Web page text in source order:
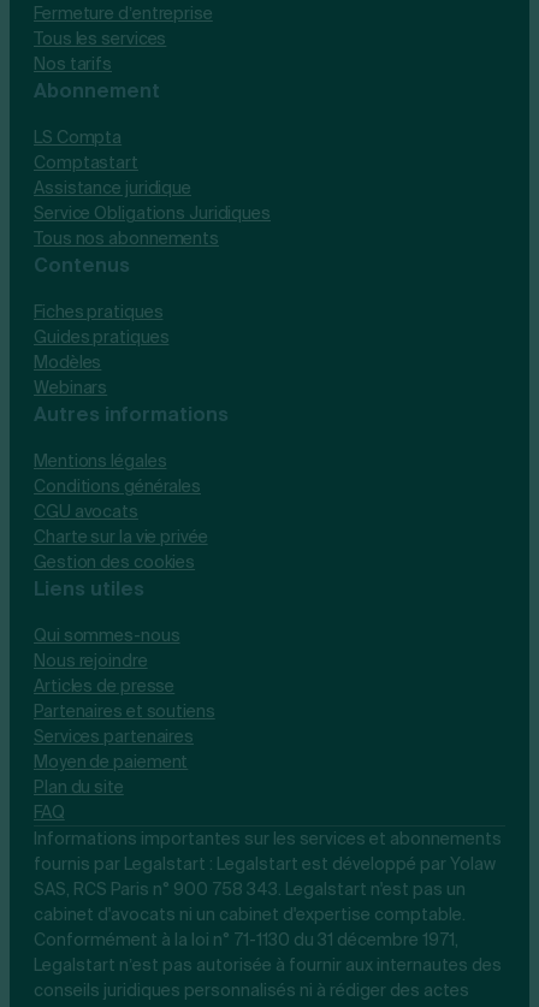
Fermeture d’entreprise
Tous les services
Nos tarifs
Abonnement
LS Compta
Comptastart
Assistance juridique
Service Obligations Juridiques
Tous nos abonnements
Contenus
Fiches pratiques
Guides pratiques
Modèles
Webinars
Autres informations
Mentions légales
Conditions générales
CGU avocats
Charte sur la vie privée
Gestion des cookies
Liens utiles
Qui sommes-nous
Nous rejoindre
Articles de presse
Partenaires et soutiens
Services partenaires
Moyen de paiement
Plan du site
FAQ
Informations importantes sur les services et abonnements
fournis par Legalstart : Legalstart est développé par Yolaw
SAS, RCS Paris n° 900 758 343. Legalstart n'est pas un
cabinet d'avocats ni un cabinet d'expertise comptable.
Conformément à la loi n° 71-1130 du 31 décembre 1971,
Legalstart n’est pas autorisée à fournir aux internautes des
conseils juridiques personnalisés ni à rédiger des actes